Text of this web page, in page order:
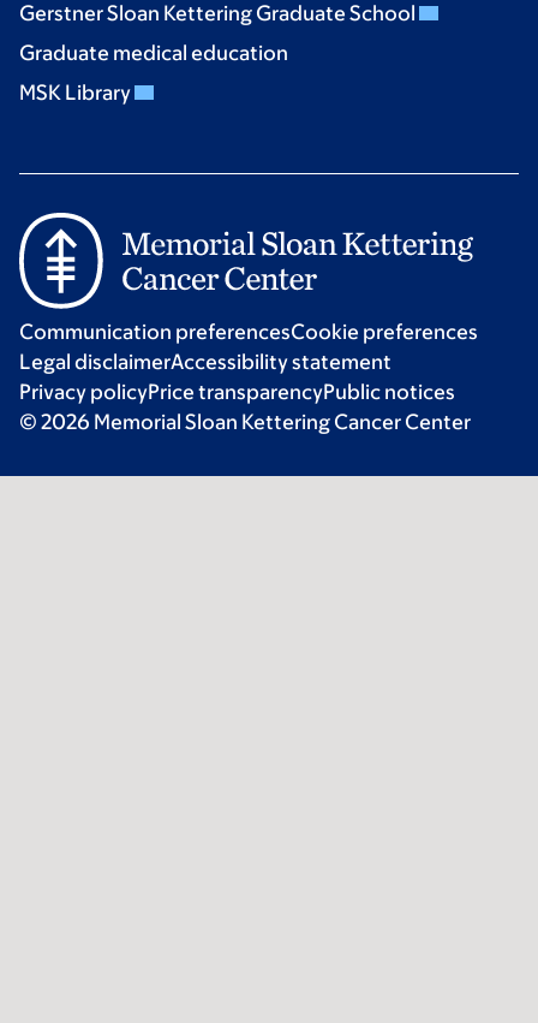
Gerstner Sloan Kettering Graduate School
Graduate medical education
MSK Library
Communication preferencesCookie preferences
Legal disclaimerAccessibility statement
Privacy policyPrice transparencyPublic notices
© 2026 Memorial Sloan Kettering Cancer Center